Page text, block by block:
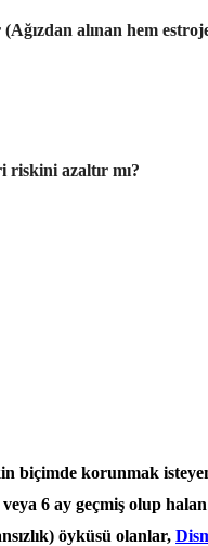
alınan hem
azaltır mı?
biçimde korunmak
6 ay geçmiş olup halan
öyküsü olanlar,